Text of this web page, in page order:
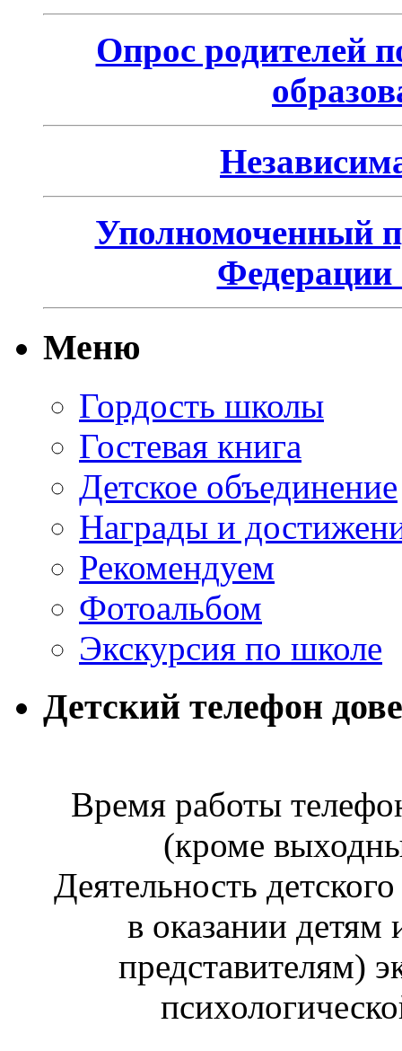
Опрос родителей
Уполномоченный
Федерации
Меню
Гордость школы
Гостевая книга
Детское объединение
Награды и
Рекомендуем
Фотоальбом
Экскурсия по школе
Детский телефон
Время работы
(кроме
Деятельность
в оказании
представителям)